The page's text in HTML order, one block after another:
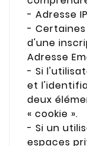
- Adresse IP
-
d'une
Adresse
- Si
et
deux
« cookie ».
- Si un
espaces